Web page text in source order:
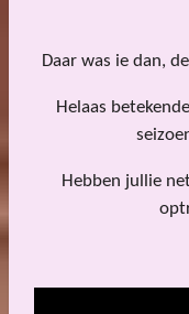
Daar was ie dan,
Helaas
Hebben jullie